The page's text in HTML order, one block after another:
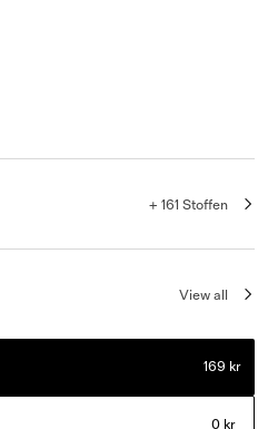
+ 161 Stoffen
View all
169 kr
0 kr